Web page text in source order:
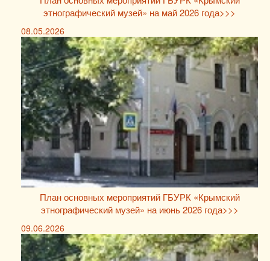
этнографический музей» на май 2026 года>>>
08.05.2026
План основных мероприятий ГБУРК «Крымский
этнографический музей» на июнь 2026 года>>>
09.06.2026